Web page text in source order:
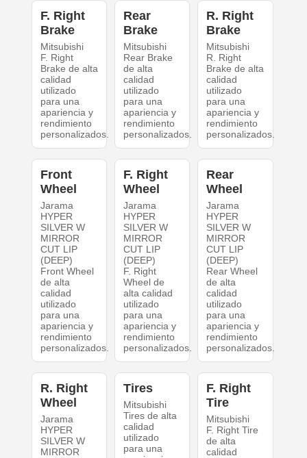
F. Right
Brake
Mitsubishi
F. Right
Brake de alta
calidad
utilizado
para una
apariencia y
rendimiento
personalizados.
Rear
Brake
Mitsubishi
Rear Brake
de alta
calidad
utilizado
para una
apariencia y
rendimiento
personalizados.
R. Right
Brake
Mitsubishi
R. Right
Brake de alta
calidad
utilizado
para una
apariencia y
rendimiento
personalizados.
Front
Wheel
Jarama
HYPER
SILVER W
MIRROR
CUT LIP
(DEEP)
Front Wheel
de alta
calidad
utilizado
para una
apariencia y
rendimiento
personalizados.
F. Right
Wheel
Jarama
HYPER
SILVER W
MIRROR
CUT LIP
(DEEP)
F. Right
Wheel de
alta calidad
utilizado
para una
apariencia y
rendimiento
personalizados.
Rear
Wheel
Jarama
HYPER
SILVER W
MIRROR
CUT LIP
(DEEP)
Rear Wheel
de alta
calidad
utilizado
para una
apariencia y
rendimiento
personalizados.
R. Right
Wheel
Jarama
HYPER
SILVER W
MIRROR
Tires
Mitsubishi
Tires de alta
calidad
utilizado
para una
F. Right
Tire
Mitsubishi
F. Right Tire
de alta
calidad